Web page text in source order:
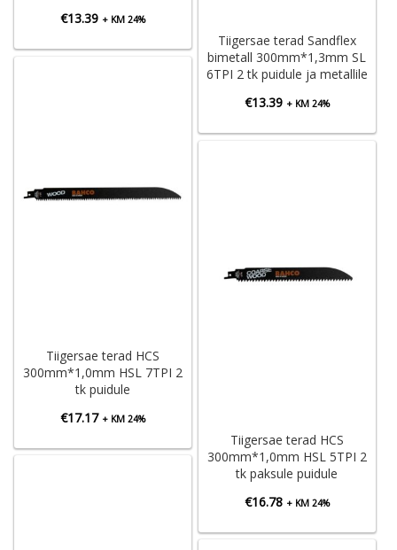
€13.39 + KM 24%
Tiigersae terad Sandflex
bimetall 300mm*1,3mm SL
6TPI 2 tk puidule ja metallile
€13.39 + KM 24%
Tiigersae terad HCS
300mm*1,0mm HSL 7TPI 2
tk puidule
€17.17 + KM 24%
Tiigersae terad HCS
300mm*1,0mm HSL 5TPI 2
tk paksule puidule
€16.78 + KM 24%